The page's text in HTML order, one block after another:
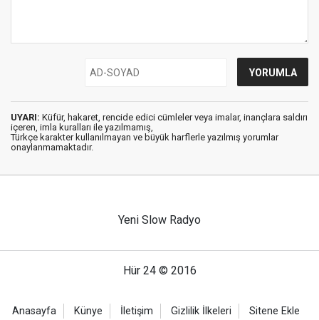
UYARI: Küfür, hakaret, rencide edici cümleler veya imalar, inançlara saldırı
içeren, imla kuralları ile yazılmamış,
Türkçe karakter kullanılmayan ve büyük harflerle yazılmış yorumlar
onaylanmamaktadır.
Yeni Slow Radyo
Hür 24 © 2016
Anasayfa Künye İletişim Gizlilik İlkeleri Sitene Ekle